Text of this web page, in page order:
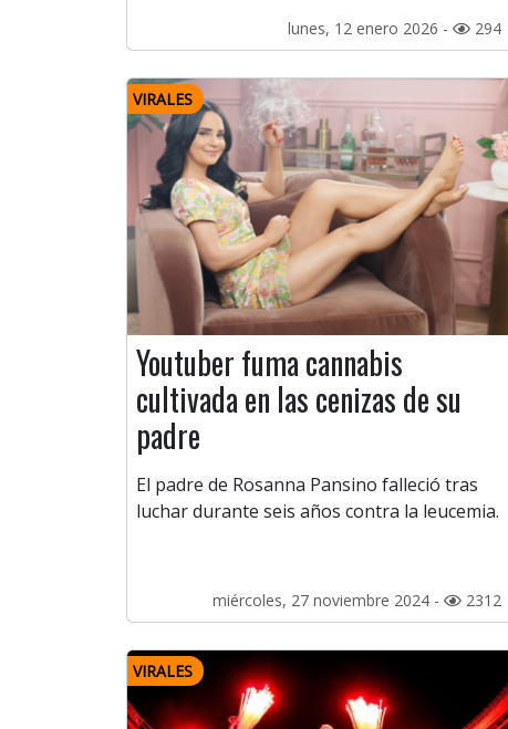
lunes, 12 enero 2026 - 294
VIRALES
Youtuber fuma cannabis
cultivada en las cenizas de su
padre
El padre de Rosanna Pansino falleció tras
luchar durante seis años contra la leucemia.
miércoles, 27 noviembre 2024 - 2312
VIRALES